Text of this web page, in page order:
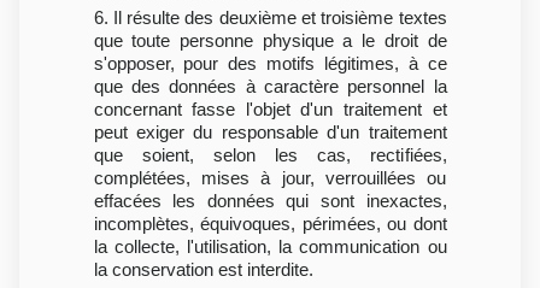
6. Il résulte des deuxième et troisième textes
que toute personne physique a le droit de
s'opposer, pour des motifs légitimes, à ce
que des données à caractère personnel la
concernant fasse l'objet d'un traitement et
peut exiger du responsable d'un traitement
que soient, selon les cas, rectifiées,
complétées, mises à jour, verrouillées ou
effacées les données qui sont inexactes,
incomplètes, équivoques, périmées, ou dont
la collecte, l'utilisation, la communication ou
la conservation est interdite.